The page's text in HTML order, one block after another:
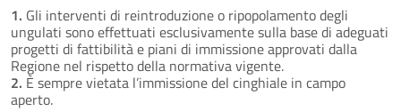
1. Gli interventi di reintroduzione o ripopolamento degli
ungulati sono effettuati esclusivamente sulla base di adeguati
progetti di fattibilità e piani di immissione approvati dalla
Regione nel rispetto della normativa vigente.
2. È sempre vietata l’immissione del cinghiale in campo
aperto.